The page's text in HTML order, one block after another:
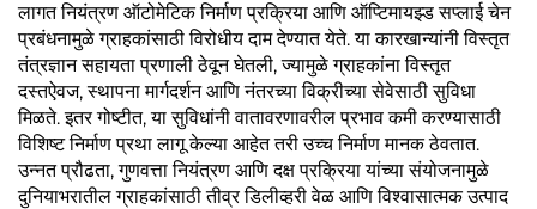
लागत नियंत्रण ऑटोमेटिक निर्माण प्रक्रिया आणि ऑप्टिमायझ्ड सप्लाई चेन
प्रबंधनामुळे ग्राहकांसाठी विरोधीय दाम देण्यात येते. या कारखान्यांनी विस्तृत
तंत्रज्ञान सहायता प्रणाली ठेवून घेतली, ज्यामुळे ग्राहकांना विस्तृत
दस्तऐवज, स्थापना मार्गदर्शन आणि नंतरच्या विक्रीच्या सेवेसाठी सुविधा
मिळते. इतर गोष्टीत, या सुविधांनी वातावरणावरील प्रभाव कमी करण्यासाठी
विशिष्ट निर्माण प्रथा लागू केल्या आहेत तरी उच्च निर्माण मानक ठेवतात.
उन्नत प्रौढता, गुणवत्ता नियंत्रण आणि दक्ष प्रक्रिया यांच्या संयोजनामुळे
दुनियाभरातील ग्राहकांसाठी तीव्र डिलीव्हरी वेळ आणि विश्वासात्मक उत्पाद